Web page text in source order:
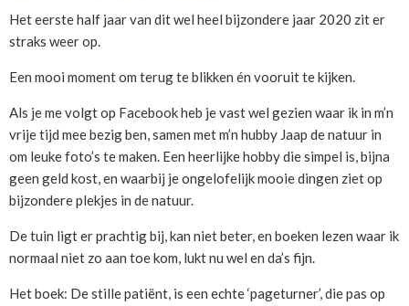
Het eerste half jaar van dit wel heel bijzondere jaar 2020 zit er
straks weer op.
Een mooi moment om terug te blikken én vooruit te kijken.
Als je me volgt op Facebook heb je vast wel gezien waar ik in m’n
vrije tijd mee bezig ben, samen met m’n hubby Jaap de natuur in
om leuke foto’s te maken. Een heerlijke hobby die simpel is, bijna
geen geld kost, en waarbij je ongelofelijk mooie dingen ziet op
bijzondere plekjes in de natuur.
De tuin ligt er prachtig bij, kan niet beter, en boeken lezen waar ik
normaal niet zo aan toe kom, lukt nu wel en da’s fijn.
Het boek: De stille patiënt, is een echte ‘pageturner’, die pas op